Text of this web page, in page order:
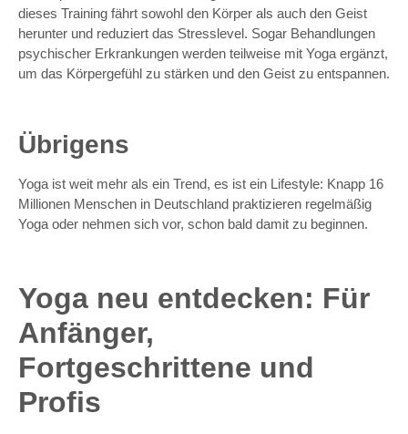
dieses Training fährt sowohl den Körper als auch den Geist
herunter und reduziert das Stresslevel. Sogar Behandlungen
psychischer Erkrankungen werden teilweise mit Yoga ergänzt,
um das Körpergefühl zu stärken und den Geist zu entspannen.
Übrigens
Yoga ist weit mehr als ein Trend, es ist ein Lifestyle: Knapp 16
Millionen Menschen in Deutschland praktizieren regelmäßig
Yoga oder nehmen sich vor, schon bald damit zu beginnen.
Yoga neu entdecken: Für
Anfänger,
Fortgeschrittene und
Profis